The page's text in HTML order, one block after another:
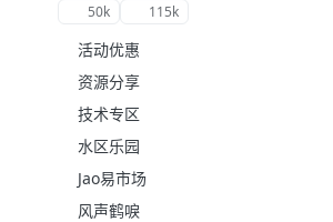
50k 115k
活动优惠
资源分享
技术专区
水区乐园
Jao易市场
风声鹤唳